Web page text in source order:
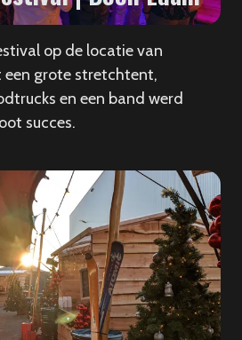
op de locatie van
een grote stretchtent,
en een band werd
succes.